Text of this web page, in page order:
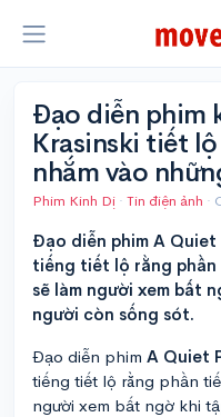
Đạo diễn phim
Krasinski tiết
nhắm vào
Phim Kinh Dị · Tin điện ảnh ·
Đạo diễn phim A Quiet
tiếng tiết lộ rằng
sẽ làm người xem bất
người còn sống sót.
Đạo diễn phim A Quiet
tiếng tiết lộ rằng phần
người xem bất ngờ khi